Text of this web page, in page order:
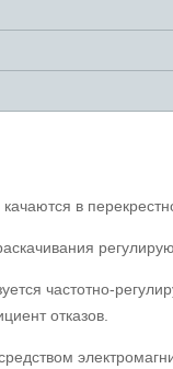
в
частотно-
отказов.